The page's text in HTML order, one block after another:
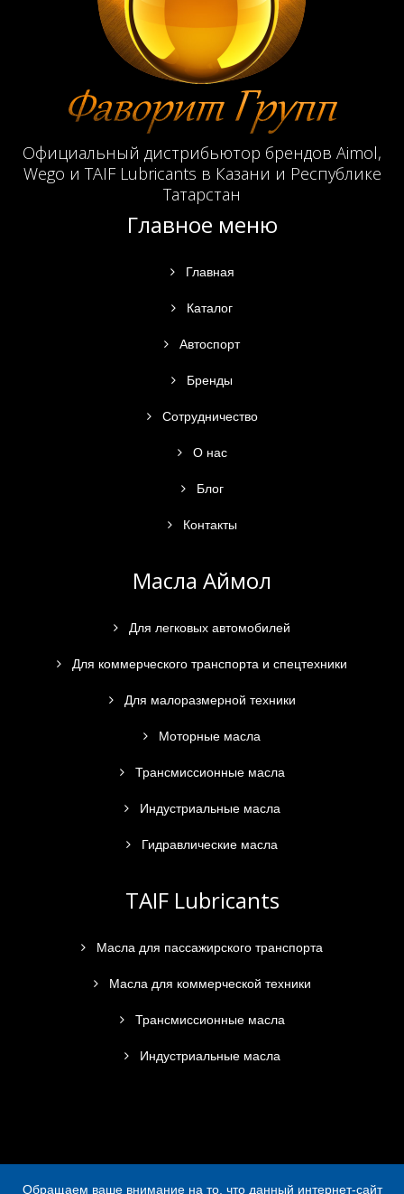
Официальный дистрибьютор брендов Aimol,
Wego и TAIF Lubricants в Казани и Республике
Татарстан
Главное меню
Главная
Каталог
Автоспорт
Бренды
Сотрудничество
О нас
Блог
Контакты
Масла Аймол
Для легковых автомобилей
Для коммерческого транспорта и спецтехники
Для малоразмерной техники
Моторные масла
Трансмиссионные масла
Индустриальные масла
Гидравлические масла
TAIF Lubricants
Масла для пассажирского транспорта
Масла для коммерческой техники
Трансмиссионные масла
Индустриальные масла
Обращаем ваше внимание на то, что данный интернет-сайт